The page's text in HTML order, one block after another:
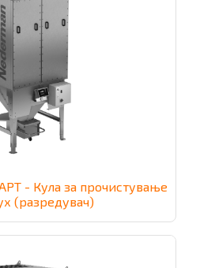
- Кула за прочистување
(разредувач)